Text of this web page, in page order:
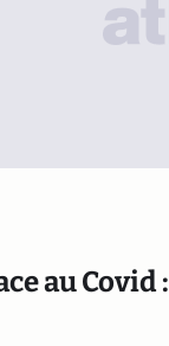
au Covid